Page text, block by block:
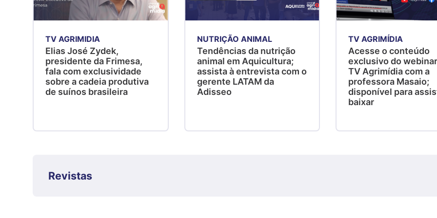
TV AGRIMIDIA
Elias José Zydek,
presidente da Frimesa,
fala com exclusividade
sobre a cadeia produtiva
de suínos brasileira
NUTRIÇÃO ANIMAL
Tendências da nutrição
animal em Aquicultura;
assista à entrevista com o
gerente LATAM da
Adisseo
TV AGRIMÍDIA
Acesse o conteúdo
exclusivo do
TV Agrimídia com a
professora Masaio;
disponível para
baixar
Revistas